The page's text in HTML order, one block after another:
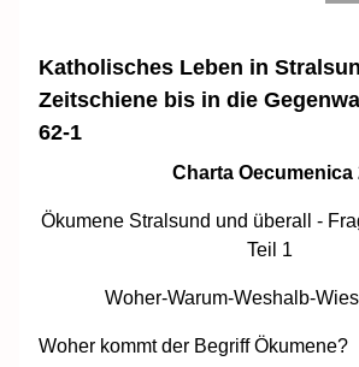
Katholisches Leben in
Zeitschiene bis in die
62-1
Charta Oecumenica
Ökumene Stralsund und überall -
Teil 1
Woher-Warum-Weshalb-
Woher kommt der Begriff Ökumene?